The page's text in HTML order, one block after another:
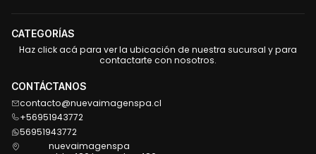
CATEGORÍAS
Haz click acá para ver la ubicación de nuestra sucursal y para
contactarte con nosotros.
CONTÁCTANOS
contacto@nuevaimagenspa.cl
+56951943772
56951943772
nuevaimagenspa